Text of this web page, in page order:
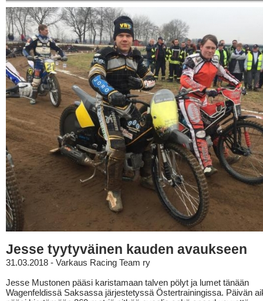
Jesse tyytyväinen kauden avaukseen
31.03.2018 - Varkaus Racing Team ry
Jesse Mustonen pääsi karistamaan talven pölyt ja lumet tänään
Wagenfeldissä Saksassa järjestetyssä Östertrainingissa. Päivän